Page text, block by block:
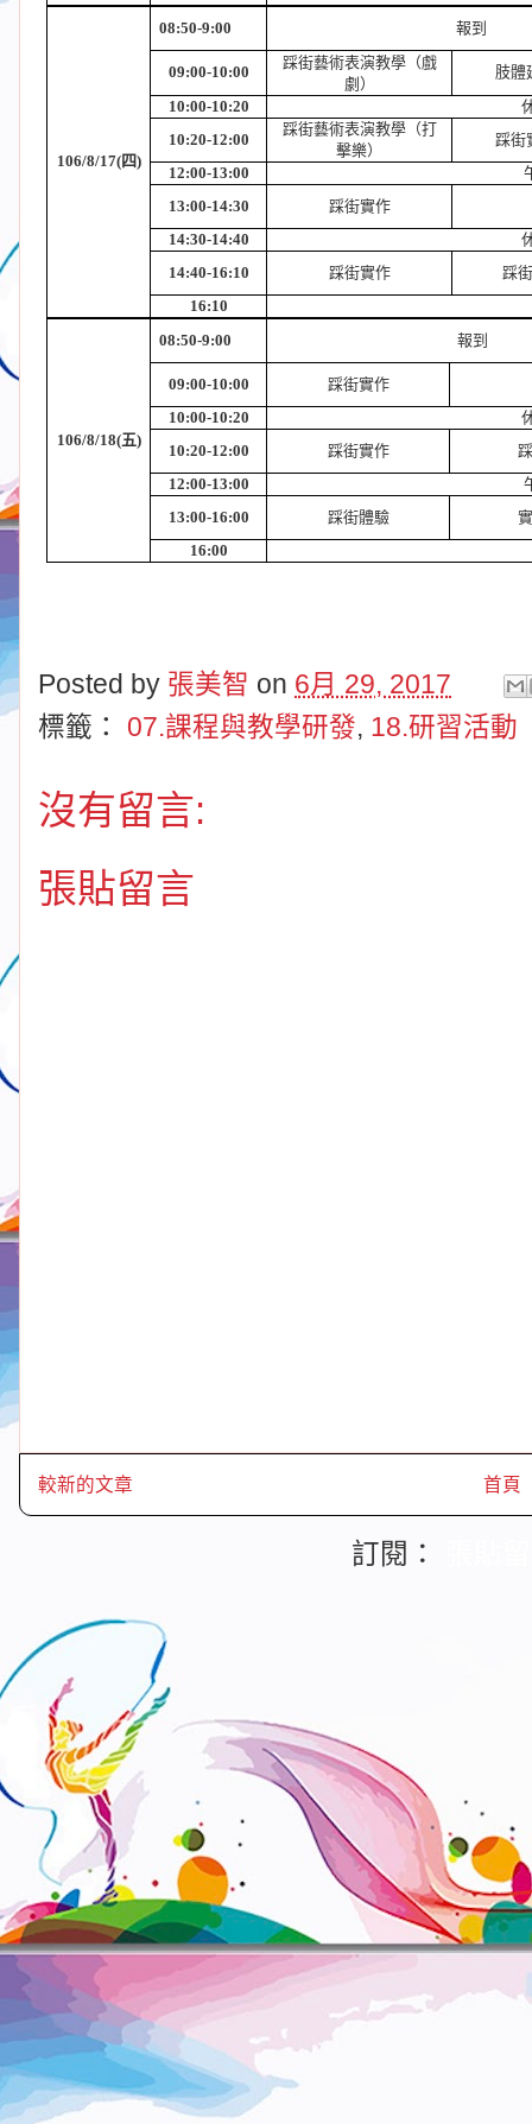
106/8/17(四)
08:50-9:00 報到
09:00-10:00
踩街藝術表演教學（戲
劇 ）
肢體
10:00-10:20
10:20-12:00
踩街藝術表演教學（打
擊樂）
踩街
12:00-13:00
13:00-14:30
踩街實作
14:30-14:40
14:40-16:10
踩街實作
踩
16:10
106/8/18(五)
08:50-9:00 報到
09:00-10:00
踩街實作
10:00-10:20
10:20-12:00
踩街實作
12:00-13:00
13:00-16:00
踩街體驗
16:00
Posted by 張美智 on 6月 29, 2017
標籤： 07.課程與教學研發, 18.研習活動
沒有留言:
張貼留言
較新的文章 首頁
訂閱：